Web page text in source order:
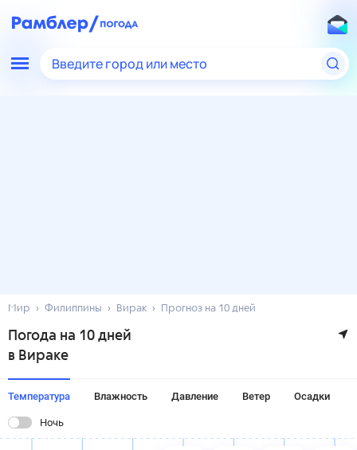
Введите город или место
Мир Филиппины Вирак Прогноз на 10 дней
Погода на 10 дней
в Вираке
Температура Влажность Давление Ветер Осадки
Ночь